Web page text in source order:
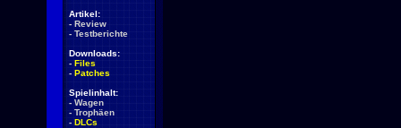
Artikel:
- Review
- Testberichte
Downloads:
- Files
- Patches
Spielinhalt:
- Wagen
- Trophäen
- DLCs